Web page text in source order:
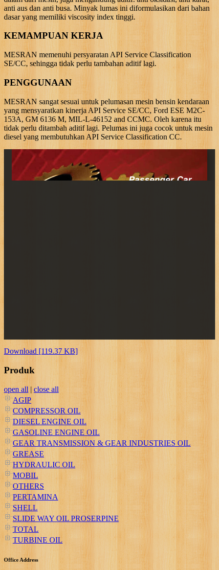
anti aus dan anti busa. Minyak lumas ini diformulasikan dari bahan
dasar yang memiliki viscosity index tinggi.
KEMAMPUAN KERJA
MESRAN memenuhi persyaratan API Service Classification
SE/CC, sehingga tidak perlu tambahan aditif lagi.
PENGGUNAAN
MESRAN sangat sesuai untuk pelumasan mesin bensin kendaraan
yang mensyaratkan kinerja API Service SE/CC, Ford ESE M2C-
153A, GM 6136 M, MIL-L-46152 and CCMC. Oleh karena itu
tidak perlu ditambah aditif lagi. Pelumas ini juga cocok untuk mesin
diesel yang membutuhkan API Service Classification CC.
Download [119.37 KB]
Produk
open all | close all
AGIP
COMPRESSOR OIL
DIESEL ENGINE OIL
GASOLINE ENGINE OIL
GEAR TRANSMISSION & GEAR INDUSTRIES OIL
GREASE
HYDRAULIC OIL
MOBIL
OTHERS
PERTAMINA
SHELL
SLIDE WAY OIL PROSERPINE
TOTAL
TURBINE OIL
Office Address